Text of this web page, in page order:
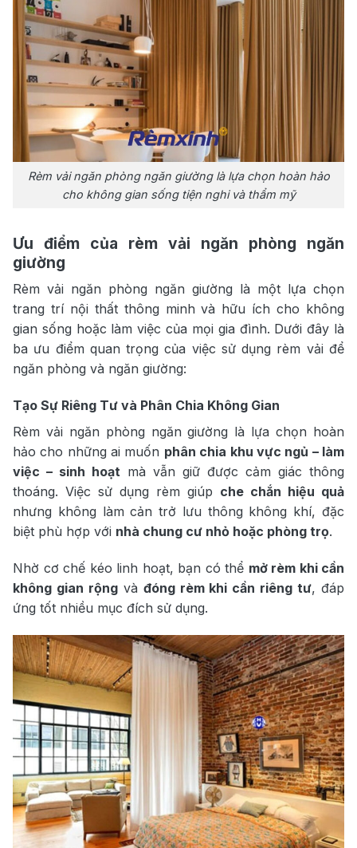
Rèm vải ngăn phòng ngăn giường là lựa chọn hoàn hảo
cho không gian sống tiện nghi và thẩm mỹ
Ưu điểm của rèm vải ngăn phòng ngăn
giường
Rèm vải ngăn phòng ngăn giường là một lựa chọn
trang trí nội thất thông minh và hữu ích cho không
gian sống hoặc làm việc của mọi gia đình. Dưới đây là
ba ưu điểm quan trọng của việc sử dụng rèm vải để
ngăn phòng và ngăn giường:
Tạo Sự Riêng Tư và Phân Chia Không Gian
Rèm vải ngăn phòng ngăn giường là lựa chọn hoàn
hảo cho những ai muốn phân chia khu vực ngủ – làm
việc – sinh hoạt mà vẫn giữ được cảm giác thông
thoáng. Việc sử dụng rèm giúp che chắn hiệu quả
nhưng không làm cản trở lưu thông không khí, đặc
biệt phù hợp với nhà chung cư nhỏ hoặc phòng trọ.
Nhờ cơ chế kéo linh hoạt, bạn có thể mở rèm khi cần
không gian rộngvà đóng rèm khi cần riêng tư, đáp
ứng tốt nhiều mục đích sử dụng.